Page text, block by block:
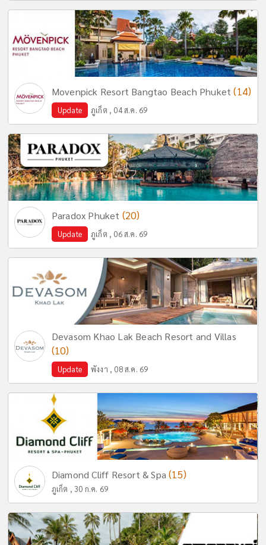
Movenpick Resort Bangtao Beach Phuket(14)
Update ภูเก็ต , 04 ส.ค. 69
Paradox Phuket (20)
Update ภูเก็ต , 06 ส.ค. 69
Devasom Khao Lak Beach Resort and Villas
(10)
Update พังงา , 08 ส.ค. 69
Diamond Cliff Resort & Spa(15)
ภูเก็ต , 30 ก.ค. 69